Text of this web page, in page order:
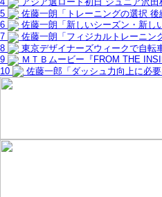
5
佐藤一朗「トレーニングの選択 後
6
佐藤一朗「新しいシーズン・新し
7
佐藤一朗「フィジカルトレーニン
8
東京デザイナーズウィークで自転
9
ＭＴＢムービー『FROM THE
10
佐藤一郎「ダッシュ力向上に必